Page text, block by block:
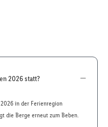
2026 statt?
in der Ferienregion
die Berge erneut zum Beben.